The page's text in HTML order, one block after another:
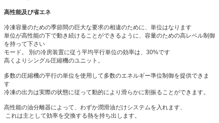
高性能及び省エネ
冷凍容量のための季節間の巨大な要求の相違のために、単位はなります
単位が高性能の下で動き続けることができるように、容量のための高レベル制御
を持って下さい
モード。 別の冷房装置に従う平均平行単位の効率は、30%です
高くよりシングル圧縮機のユニット。
多数の圧縮機の平行の単位を使用して多数のエネルギー準位制御を提供できま
す
冷凍の出力は実際の状態に従って動的により滑らかに割振ることができます。
高性能の油分離器によって、わずか潤滑油だけシステムを入れます、
これは主として効率を交換する熱を持ち出します。